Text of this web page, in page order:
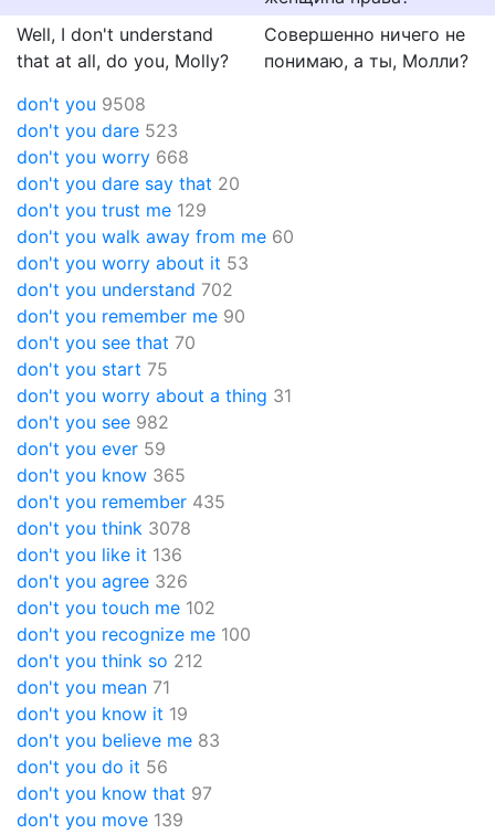
Well, I don't understand
that at all, do you, Molly?
Совершенно ничего не
понимаю, а ты, Молли?
don't you 9508
don't you dare 523
don't you worry 668
don't you dare say that 20
don't you trust me 129
don't you walk away from me 60
don't you worry about it 53
don't you understand 702
don't you remember me 90
don't you see that 70
don't you start 75
don't you worry about a thing 31
don't you see 982
don't you ever 59
don't you know 365
don't you remember 435
don't you think 3078
don't you like it 136
don't you agree 326
don't you touch me 102
don't you recognize me 100
don't you think so 212
don't you mean 71
don't you know it 19
don't you believe me 83
don't you do it 56
don't you know that 97
don't you move 139